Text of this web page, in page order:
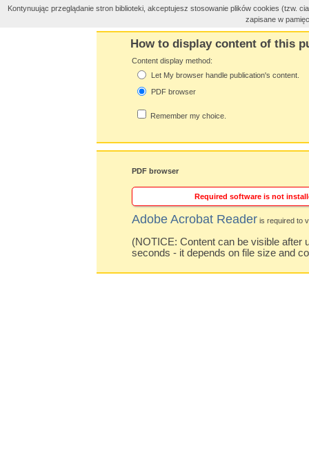
How to display content of this
Content display method:
Let My browser handle publication's content.
PDF browser
Remember my choice.
PDF browser
Required software is not
Adobe Acrobat Reader is required to
(NOTICE: Content can be visible after
seconds - it depends on file size and
Kontynuując przeglądanie stron biblioteki, akceptujesz stosowanie plików cookies
zapisane w